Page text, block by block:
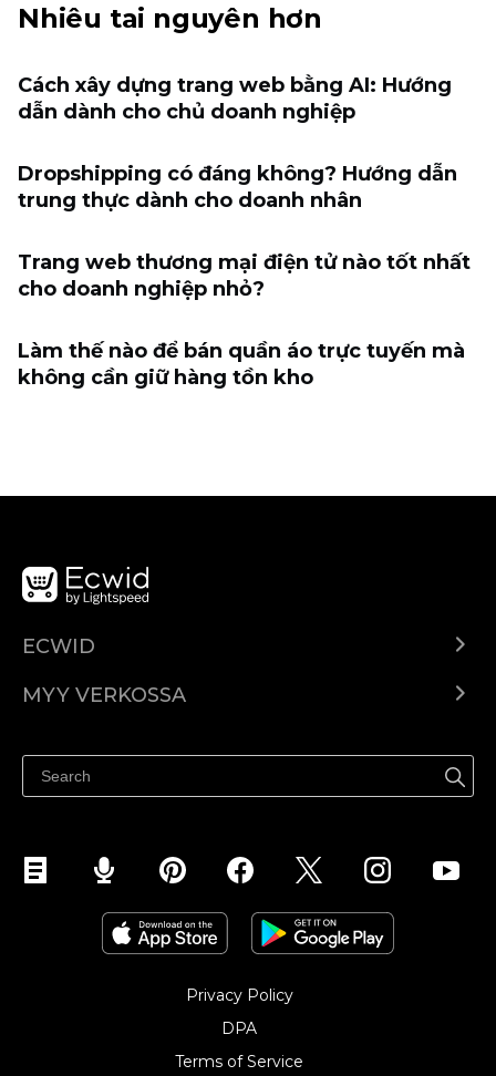
Nhiêu tai nguyên hơn
Cách xây dựng trang web bằng AI: Hướng
dẫn dành cho chủ doanh nghiệp
Dropshipping có đáng không? Hướng dẫn
trung thực dành cho doanh nhân
Trang web thương mại điện tử nào tốt nhất
cho doanh nghiệp nhỏ?
Làm thế nào để bán quần áo trực tuyến mà
không cần giữ hàng tồn kho
ECWID
Hinnoittelu
MYY VERKOSSA
Myy Facebookissa
Myy Instagramissa
Privacy Policy
DPA
Terms of Service